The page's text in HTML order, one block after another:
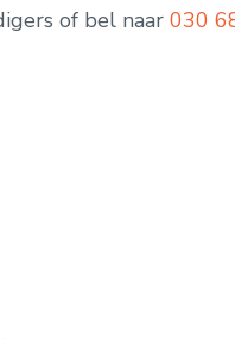
of bel naar 030